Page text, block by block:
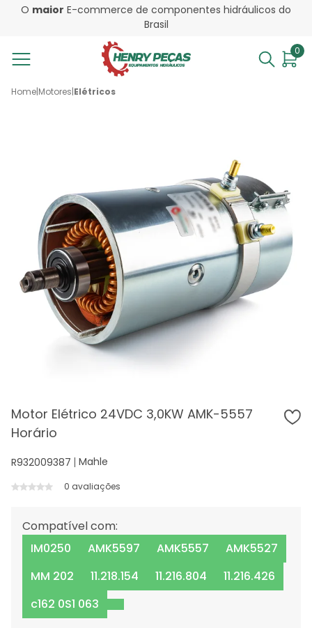
O maior E-commerce de componentes hidráulicos do
Brasil
0
Home|Motores|Elétricos
Motor Elétrico 24VDC 3,0KW AMK-5557
Horário
R932009387 Mahle
0 avaliações
Compatível com:
IM0250
AMK5597 AMK5557
AMK5527
MM 202
11.218.154 11.216.804
11.216.426
c162 0S1 063